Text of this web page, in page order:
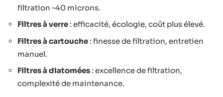
filtration ~40 microns.
Filtres à verre : efficacité, écologie, coût plus élevé.
Filtres à cartouche : finesse de filtration, entretien
manuel.
Filtres à diatomées : excellence de filtration,
complexité de maintenance.